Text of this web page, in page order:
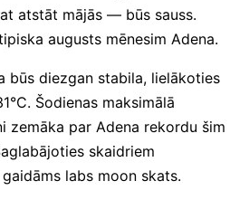
atstāt mājās — būs sauss.
augusts mēnesim Adena.
būs diezgan stabila, lielākoties
Šodienas maksimālā
zemāka par Adena rekordu šim
skaidriem
labs moon skats.